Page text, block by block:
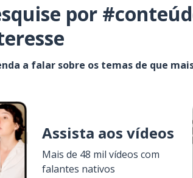
por
a falar sobre os temas de que
Assista aos vídeos
Mais de 48 mil vídeos com
falantes nativos